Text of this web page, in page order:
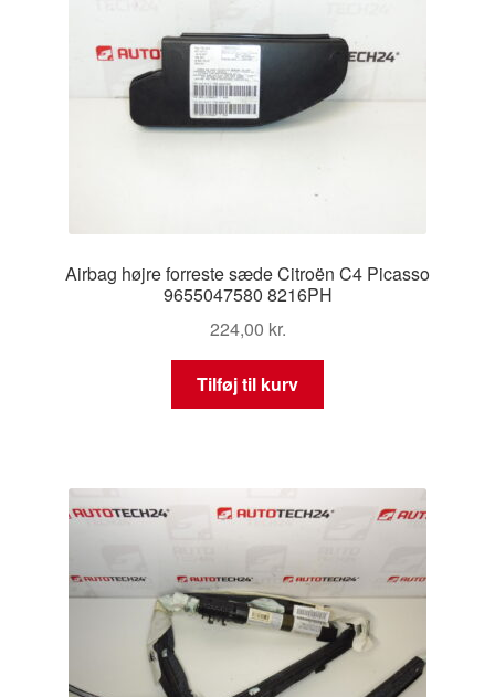
Airbag højre forreste sæde Citroën C4 Picasso
9655047580 8216PH
224,00 kr.
Tilføj til kurv